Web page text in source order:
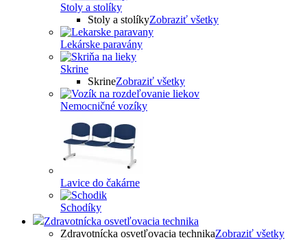
Stoly a stolíky
Stoly a stolíkyZobraziť všetky
Lekárske paravány
Skrine
SkrineZobraziť všetky
Nemocničné vozíky
Lavice do čakárne
Schodíky
Zdravotnícka osvetľovacia technika
Zdravotnícka osvetľovacia technikaZobraziť všetky